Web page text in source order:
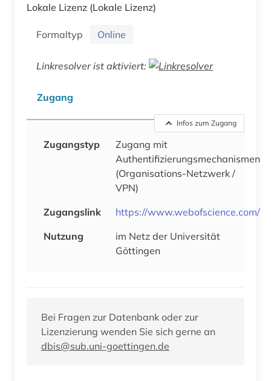
Lokale Lizenz (Lokale Lizenz)
Formaltyp Online
Linkresolver ist aktiviert:
Zugang
Infos zum Zugang
Zugangstyp
Zugang mit
Authentifizierungsmechanismen
(Organisations-Netzwerk /
VPN)
Zugangslink
https://www.webofscience.com/
Nutzung
im Netz der Universität
Göttingen
Bei Fragen zur Datenbank oder zur
Lizenzierung wenden Sie sich gerne an
dbis@sub.uni-goettingen.de